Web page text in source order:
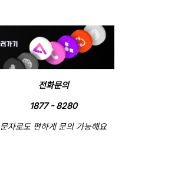
전화문의
1877 - 8280
문자로도 편하게 문의 가능해요